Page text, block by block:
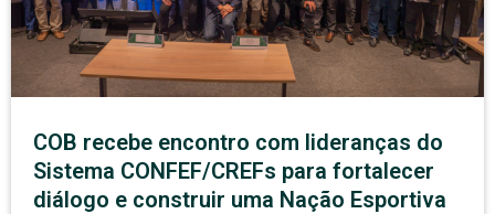
COB recebe encontro com lideranças do
Sistema CONFEF/CREFs para fortalecer
diálogo e construir uma Nação Esportiva